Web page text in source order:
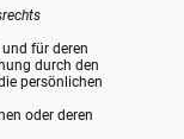
für deren
durch den
persönlichen
oder deren